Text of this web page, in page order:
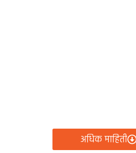
अधिक माहिती